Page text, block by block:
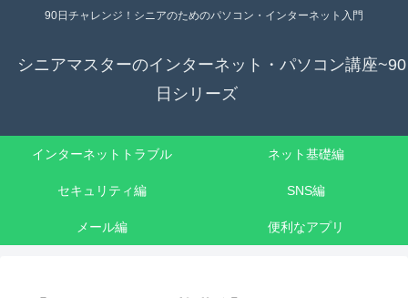
90日チャレンジ！シニアのためのパソコン・インターネット入門
シニアマスターのインターネット・パソコン講座~90
日シリーズ
インターネットトラブル ネット基礎編
セキュリティ編 SNS編
メール編 便利なアプリ